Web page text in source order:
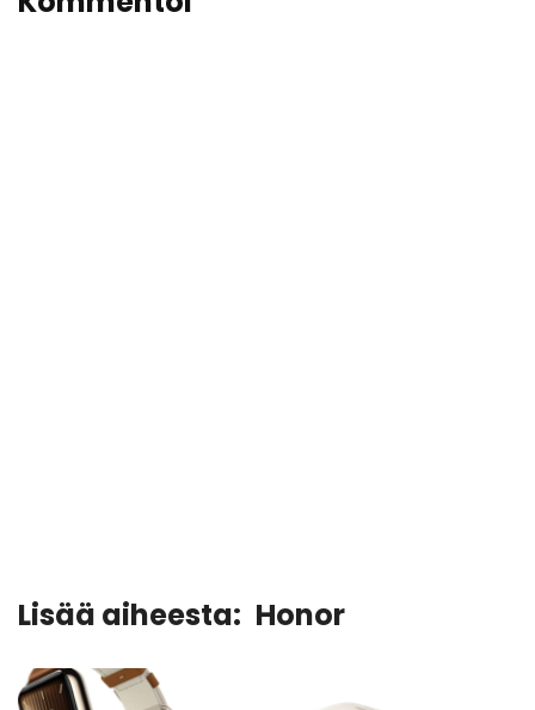
Lisää aiheesta: Honor